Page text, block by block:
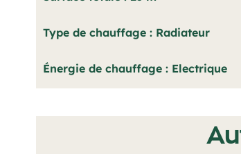
Type de chauffage Radiateur
Énergie de chauffage Electrique